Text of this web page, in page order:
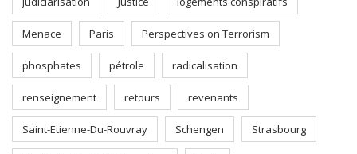
Menace Paris Perspectives on Terrorism
phosphates pétrole radicalisation
renseignement retours revenants
Saint-Etienne-Du-Rouvray Schengen Strasbourg